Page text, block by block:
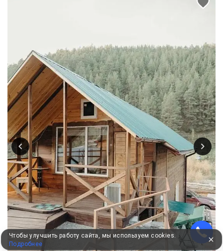
Чтобы улучшить работу сайта, мы используем cookies.
Подробнее